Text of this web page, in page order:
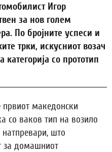
Игор
за нов голем
По бројните успеси и
трки, искусниот возач
категорија со прототип
првиот македонски
со ваков тип на возило
што
за домашниот